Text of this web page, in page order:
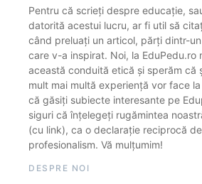
Pentru că scrieți despre educație,
datorită acestui lucru, ar fi util să
când preluați un articol, părți dintr-
care v-a inspirat. Noi, la EduPedu.ro
această conduită etică și sperăm că
mult mai multă experiență vor face
că găsiți subiecte interesante pe
siguri că înțelegeți rugămintea
(cu link), ca o declarație reciprocă
profesionalism. Vă mulțumim!
DESPRE NOI